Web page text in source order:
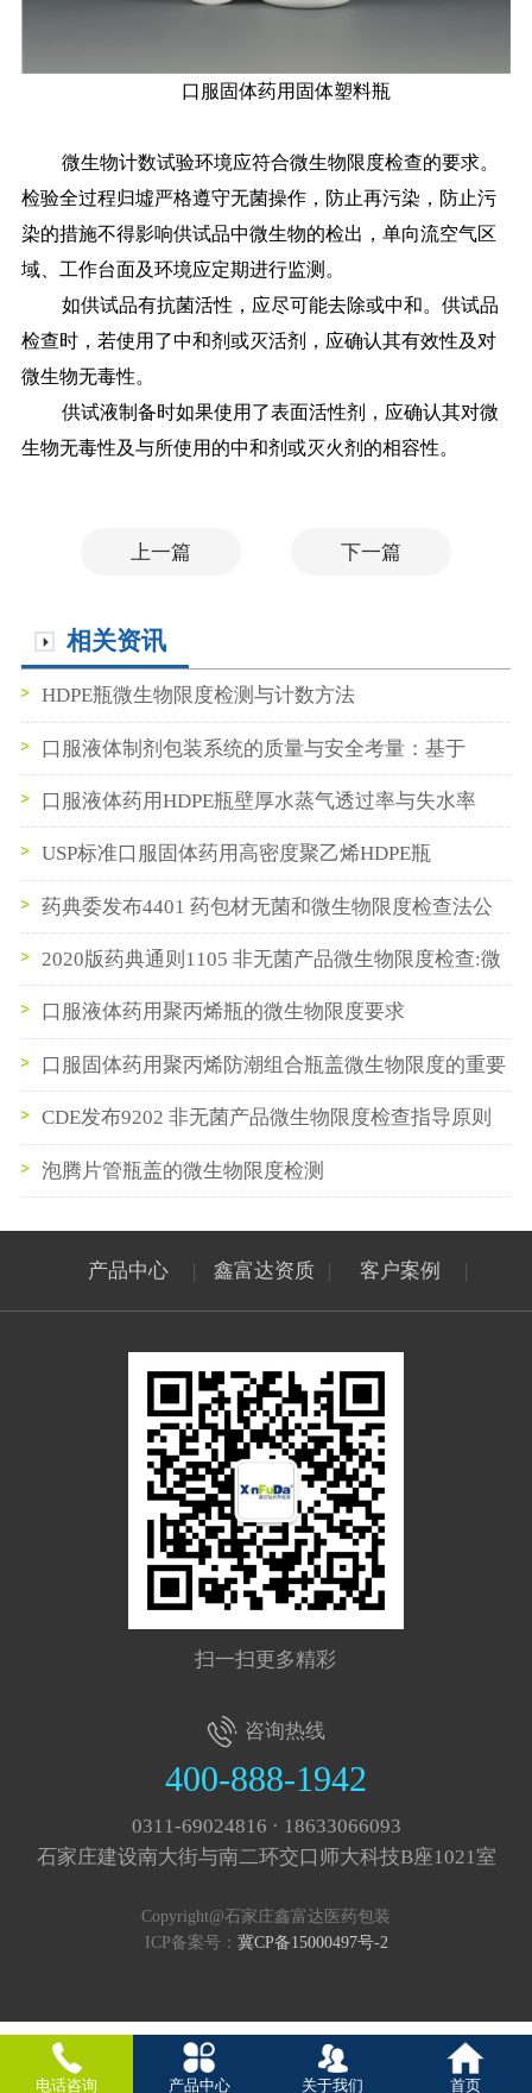
口服固体药用固体塑料瓶
微生物计数试验环境应符合微生物限度检查的要求。
检验全过程归墟严格遵守无菌操作，防止再污染，防止污
染的措施不得影响供试品中微生物的检出，单向流空气区
域、工作台面及环境应定期进行监测。
如供试品有抗菌活性，应尽可能去除或中和。供试品
检查时，若使用了中和剂或灭活剂，应确认其有效性及对
微生物无毒性。
供试液制备时如果使用了表面活性剂，应确认其对微
生物无毒性及与所使用的中和剂或灭火剂的相容性。
上一篇 下一篇
相关资讯
HDPE瓶微生物限度检测与计数方法
口服液体制剂包装系统的质量与安全考量：基于
HDPE/PP瓶与防儿童安全盖的综合评估
口服液体药用HDPE瓶壁厚水蒸气透过率与失水率
USP标准口服固体药用高密度聚乙烯HDPE瓶
药典委发布4401 药包材无菌和微生物限度检查法公
示稿
2020版药典通则1105 非无菌产品微生物限度检查:微
生物计数法
口服液体药用聚丙烯瓶的微生物限度要求
口服固体药用聚丙烯防潮组合瓶盖微生物限度的重要
性
CDE发布9202 非无菌产品微生物限度检查指导原则
公示稿（第一次）
泡腾片管瓶盖的微生物限度检测
产品中心 | 鑫富达资质 | 客户案例 |
扫一扫更多精彩
咨询热线
400-888-1942
0311-69024816 · 18633066093
石家庄建设南大街与南二环交口师大科技B座1021室
Copyright@石家庄鑫富达医药包装
ICP备案号： 冀CP备15000497号-2
电话咨询 产品中心 关于我们 首页